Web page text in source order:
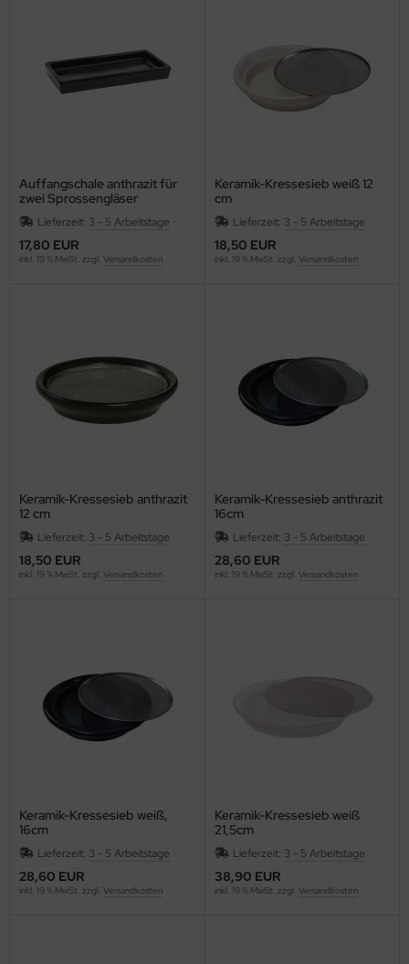
Auffangschale anthrazit für
zwei Sprossengläser
Lieferzeit: 3 - 5 Arbeitstage
17,80 EUR
inkl. 19 % MwSt. zzgl. Versandkosten
Keramik-Kressesieb weiß 12
cm
Lieferzeit: 3 - 5 Arbeitstage
18,50 EUR
inkl. 19 % MwSt. zzgl. Versandkosten
Keramik-Kressesieb anthrazit
12 cm
Lieferzeit: 3 - 5 Arbeitstage
18,50 EUR
inkl. 19 % MwSt. zzgl. Versandkosten
Keramik-Kressesieb anthrazit
16cm
Lieferzeit: 3 - 5 Arbeitstage
28,60 EUR
inkl. 19 % MwSt. zzgl. Versandkosten
Keramik-Kressesieb weiß,
16cm
Lieferzeit: 3 - 5 Arbeitstage
28,60 EUR
inkl. 19 % MwSt. zzgl. Versandkosten
Keramik-Kressesieb weiß
21,5cm
Lieferzeit: 3 - 5 Arbeitstage
38,90 EUR
inkl. 19 % MwSt. zzgl. Versandkosten
Lebensmittel, verschiedene Produkte
fermentiert, unpasteurisiert (Sauerkraut,
Miso, Tamari)